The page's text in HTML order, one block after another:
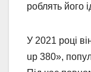
роблять його
У 2021 році
up 380»,